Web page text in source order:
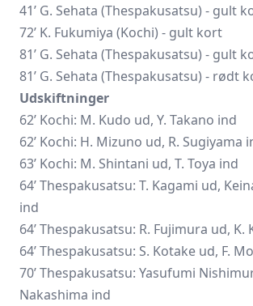
41’ G. Sehata (Thespakusatsu) - gult
72’ K. Fukumiya (Kochi) - gult kort
81’ G. Sehata (Thespakusatsu) - gult
81’ G. Sehata (Thespakusatsu) - rødt
Udskiftninger
62’ Kochi: M. Kudo ud, Y. Takano ind
62’ Kochi: H. Mizuno ud, R. Sugiyama
63’ Kochi: M. Shintani ud, T. Toya ind
64’ Thespakusatsu: T. Kagami ud,
ind
64’ Thespakusatsu: R. Fujimura ud, K.
64’ Thespakusatsu: S. Kotake ud, F.
70’ Thespakusatsu: Yasufumi
Nakashima ind